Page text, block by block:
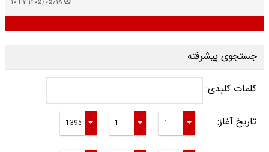
جستجوی پیشرفته
کلمات کلیدی:
تاریخ آغاز: